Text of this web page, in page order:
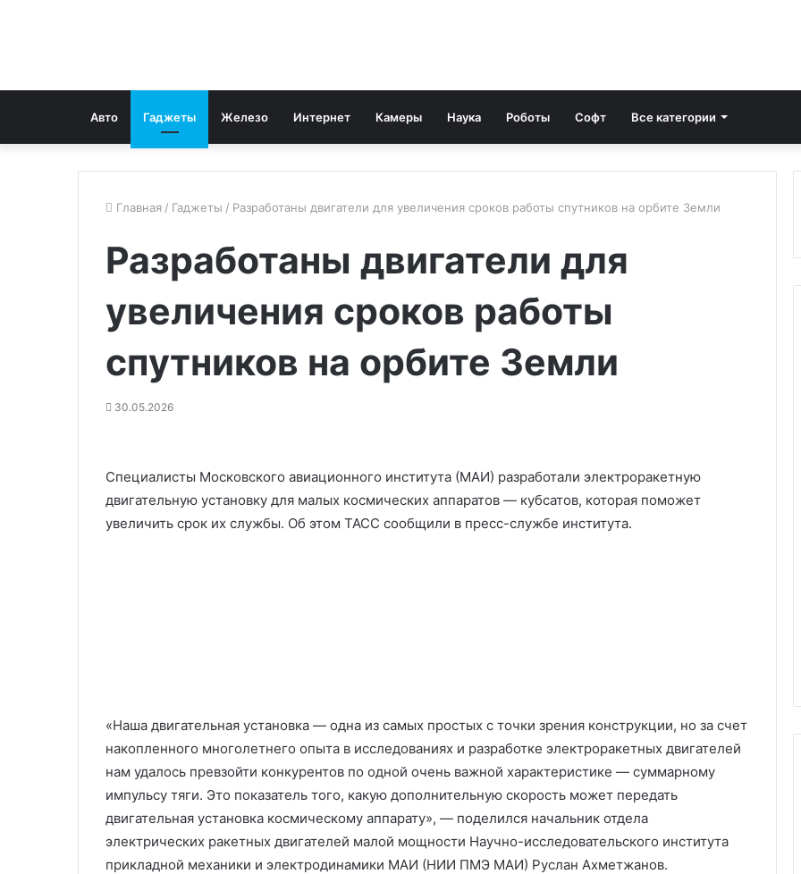
Авто Гаджеты Железо Интернет Камеры Наука Роботы Софт Все категории
Главная / Гаджеты / Разработаны двигатели для увеличения сроков работы спутников на орбите Земли
Разработаны двигатели для
увеличения сроков работы
спутников на орбите Земли
30.05.2026
Специалисты Московского авиационного института (МАИ) разработали электроракетную
двигательную установку для малых космических аппаратов — кубсатов, которая поможет
увеличить срок их службы. Об этом ТАСС сообщили в пресс-службе института.
«Наша двигательная установка — одна из самых простых с точки зрения конструкции, но за счет
накопленного многолетнего опыта в исследованиях и разработке электроракетных двигателей
нам удалось превзойти конкурентов по одной очень важной характеристике — суммарному
импульсу тяги. Это показатель того, какую дополнительную скорость может передать
двигательная установка космическому аппарату», — поделился начальник отдела
электрических ракетных двигателей малой мощности Научно-исследовательского института
прикладной механики и электродинамики МАИ (НИИ ПМЭ МАИ) Руслан Ахметжанов.